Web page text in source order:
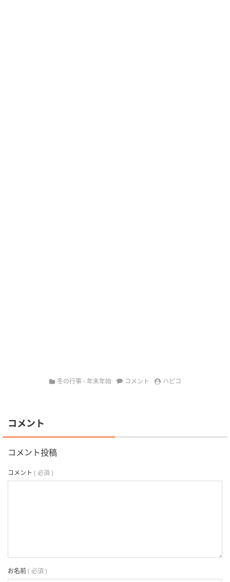
冬の行事 - 年末年始 コメント ハピコ
コメント
コメント投稿
コメント ( 必須 )
お名前( 必須 )